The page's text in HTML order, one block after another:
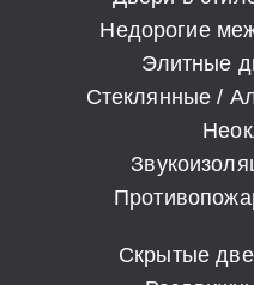
Недорогие
Элитные
Стеклянные /
Скрытые